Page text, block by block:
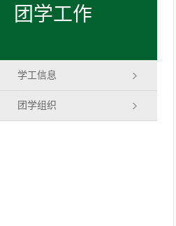
团学工作
学工信息
团学组织